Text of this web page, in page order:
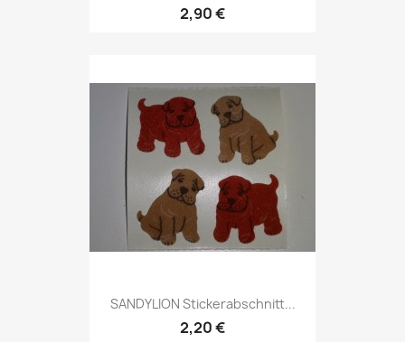
2,90 €
SANDYLION Stickerabschnitt...
2,20 €